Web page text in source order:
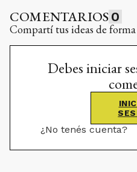
COMENTARIOS 0
Compartí tus ideas de forma
Debes iniciar
¿No tenés cuenta?